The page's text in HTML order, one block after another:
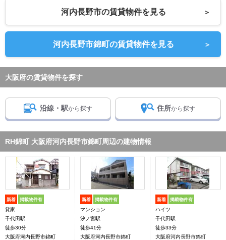
河内長野市の賃貸物件を見る ＞
河内長野市錦町の賃貸物件を見る ＞
大阪府の賃貸物件を探す
沿線・駅から探す 住所から探す
RH錦町 大阪府河内長野市錦町周辺の建物情報
新着 掲載物件有
貸家
千代田駅
徒歩30分
大阪府河内長野市錦町
新着 掲載物件有
マンション
汐ノ宮駅
徒歩41分
大阪府河内長野市錦町
新着 掲載物件有
ハイツ
千代田駅
徒歩33分
大阪府河内長野市錦町